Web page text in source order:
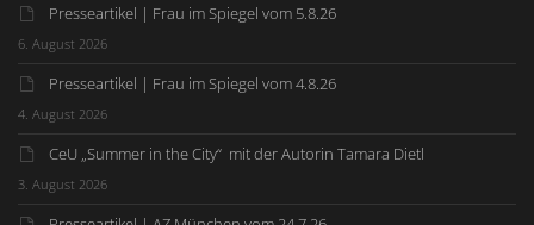
Presseartikel | Frau im Spiegel vom 5.8.26
6. August 2026
Presseartikel | Frau im Spiegel vom 4.8.26
4. August 2026
CeU „Summer in the City“ mit der Autorin Tamara Dietl
3. August 2026